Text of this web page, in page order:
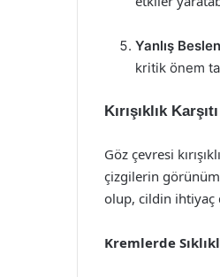
Yanlış
kritik önem
Kırışıklık
Göz çevresi
çizgilerin
olup, cildin ihtiyaç
Kremlerde